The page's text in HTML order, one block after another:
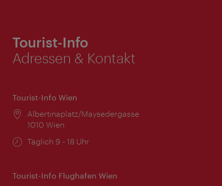
Tourist-Info
Adressen & Kontakt
Tourist-Info Wien
Ort:
Albertinaplatz/Maysedergasse
1010 Wien
Öffnungszeiten:
Täglich 9 - 18 Uhr
Tourist-Info Flughafen Wien